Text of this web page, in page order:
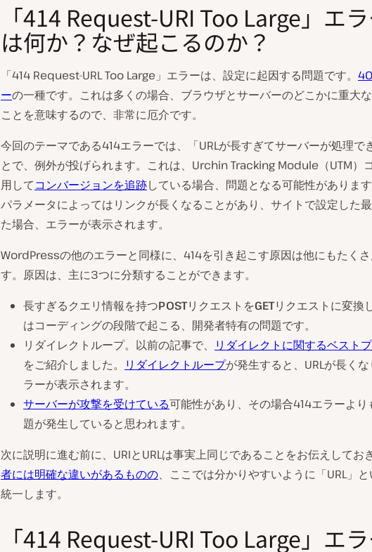
再
生
「414 Request-URI Too Large」エ
は何か？なぜ起こるのか？
「414 Request-URL Too Large」エラーは、設定に起因する問題です。
ーの一種です。これは多くの場合、ブラウザとサーバーのどこかに重大
ことを意味するので、非常に厄介です。
今回のテーマである414エラーでは、「URLが長すぎてサーバーが処理で
とで、例外が投げられます。これは、Urchin Tracking Module（UTM）
用してコンバージョンを追跡している場合、問題となる可能性がありま
パラメータによってはリンクが長くなることがあり、サイトで設定した
た場合、エラーが表示されます。
WordPressの他のエラーと同様に、414を引き起こす原因は他にもたく
す。原因は、主に3つに分類することができます。
長すぎるクエリ情報を持つPOSTリクエストをGETリクエストに変換
はコーディングの段階で起こる、開発者特有の問題です。
リダイレクトループ。以前の記事で、
リダイレクトに関するベスト
をご紹介しました。
リダイレクトループが発生すると、URLが長く
ラーが表示されます。
サーバーが攻撃を受けている可能性があり、その場合414エラーより
題が発生していると思われます。
次に説明に進む前に、URIとURLは事実上同じであることをお伝えしてお
者には明確な違いがあるものの、ここでは分かりやすいように「URL」
統一します。
「414 Request-URI Too Large」エ